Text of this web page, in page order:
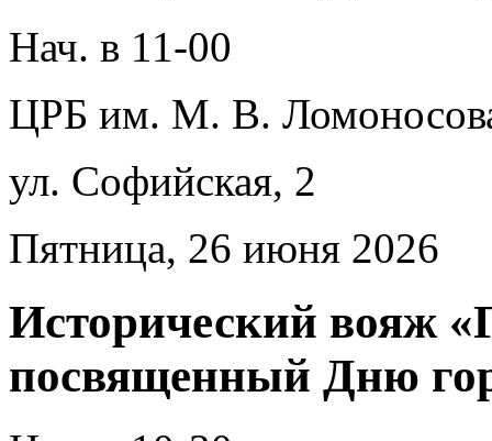
Нач. в 11-00
ЦРБ им. М. В.
ул. Софийская, 2
Пятница, 26 июня 2026
Исторический вояж
посвященный Дню